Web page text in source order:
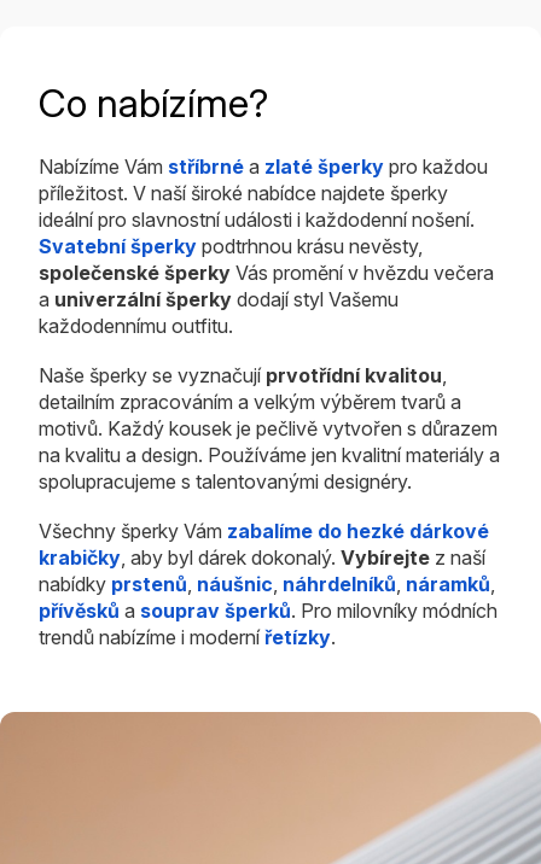
Co nabízíme?
Nabízíme Vám stříbrné a zlaté šperky pro každou
příležitost. V naší široké nabídce najdete šperky
ideální pro slavnostní události i každodenní nošení.
Svatební šperky podtrhnou krásu nevěsty,
společenské šperky Vás promění v hvězdu večera
a univerzální šperky dodají styl Vašemu
každodennímu outfitu.
Naše šperky se vyznačují prvotřídní kvalitou,
detailním zpracováním a velkým výběrem tvarů a
motivů. Každý kousek je pečlivě vytvořen s důrazem
na kvalitu a design. Používáme jen kvalitní materiály a
spolupracujeme s talentovanými designéry.
Všechny šperky Vám zabalíme do hezké dárkové
krabičky, aby byl dárek dokonalý. Vybírejte z naší
nabídky prstenů, náušnic, náhrdelníků, náramků,
přívěsků a souprav šperků. Pro milovníky módních
trendů nabízíme i modernířetízky.